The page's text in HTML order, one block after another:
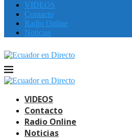
VIDEOS
Contacto
Radio Online
Noticias
VIDEOS
Contacto
Radio Online
Noticias